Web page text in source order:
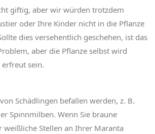
giftig, aber wir würden trotzdem
oder Ihre Kinder nicht in die Pflanze
dies versehentlich geschehen, ist das
aber die Pflanze selbst wird
sein.
Schädlingen befallen werden, z. B.
Spinnmilben. Wenn Sie braune
weißliche Stellen an Ihrer Maranta